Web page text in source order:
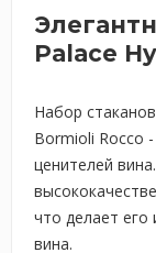
Palace
Набор
Bormioli Rocco
ценителей
что делает его
вина.